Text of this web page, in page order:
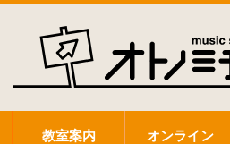
教室案内 オンライン